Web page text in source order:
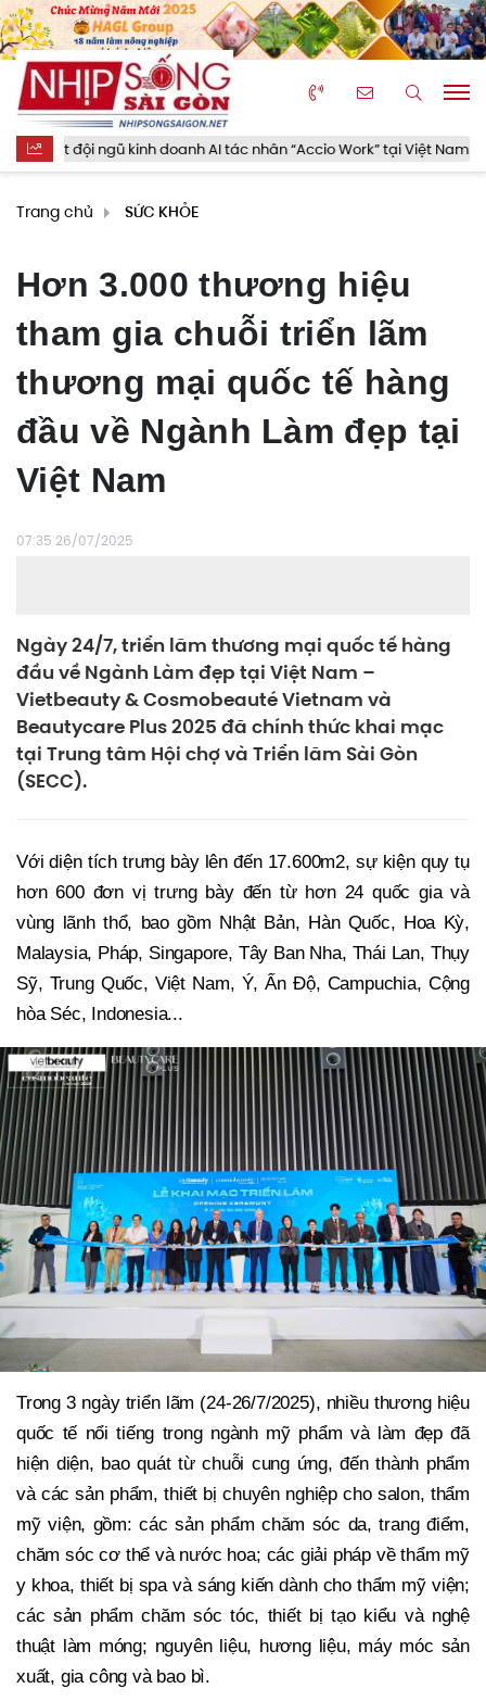
AI tác nhân “Accio Work” tại Việt Nam Chuyên
Trang chủ SỨC KHỎE
Hơn 3.000 thương hiệu
tham gia chuỗi triển lãm
thương mại quốc tế hàng
đầu về Ngành Làm đẹp tại
Việt Nam
07:35 26/07/2025
Ngày 24/7, triển lãm thương mại quốc tế hàng
đầu về Ngành Làm đẹp tại Việt Nam –
Vietbeauty & Cosmobeauté Vietnam và
Beautycare Plus 2025 đã chính thức khai mạc
tại Trung tâm Hội chợ và Triển lãm Sài Gòn
(SECC).
Với diện tích trưng bày lên đến 17.600m2, sự kiện quy tụ
hơn 600 đơn vị trưng bày đến từ hơn 24 quốc gia và
vùng lãnh thổ, bao gồm Nhật Bản, Hàn Quốc, Hoa Kỳ,
Malaysia, Pháp, Singapore, Tây Ban Nha, Thái Lan, Thụy
Sỹ, Trung Quốc, Việt Nam, Ý, Ấn Độ, Campuchia, Cộng
hòa Séc, Indonesia...
Trong 3 ngày triển lãm (24-26/7/2025), nhiều thương hiệu
quốc tế nổi tiếng trong ngành mỹ phẩm và làm đẹp đã
hiện diện, bao quát từ chuỗi cung ứng, đến thành phẩm
và các sản phẩm, thiết bị chuyên nghiệp cho salon, thẩm
mỹ viện, gồm: các sản phẩm chăm sóc da, trang điểm,
chăm sóc cơ thể và nước hoa; các giải pháp về thẩm mỹ
y khoa, thiết bị spa và sáng kiến dành cho thẩm mỹ viện;
các sản phẩm chăm sóc tóc, thiết bị tạo kiểu và nghệ
thuật làm móng; nguyên liệu, hương liệu, máy móc sản
xuất, gia công và bao bì.